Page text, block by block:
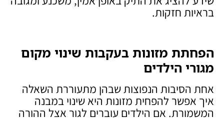
בראיות חזקות.
הפחתת מזונות בעקבות שינוי מקום
מגורי הילדים
אחת הסיבות הנפוצות שבהן מתעוררת השאלה
איך אפשר להפחית מזונות היא שינוי במבנה
המשמורת. אם הילדים עוברים לגור אצל ההורה